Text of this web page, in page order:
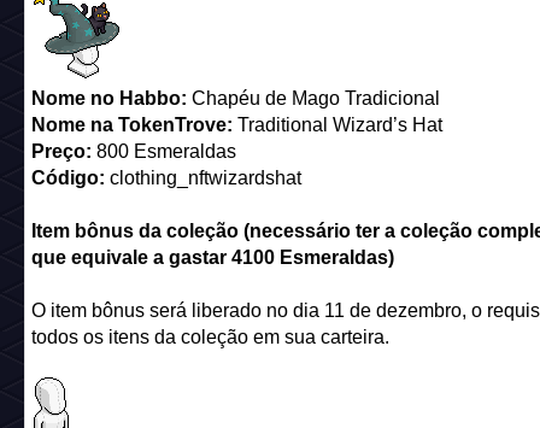
Nome no Habbo: Chapéu de Mago Tradicional
Nomena TokenTrove: Traditional Wizard’s Hat
Preço: 800 Esmeraldas
Código: clothing_nftwizardshat
Item bônus da coleção (necessário ter a coleção
que equivale a gastar 4100 Esmeraldas)
O item bônus será liberado no dia 11 de dezembro, o
todos os itens da coleção em sua carteira.